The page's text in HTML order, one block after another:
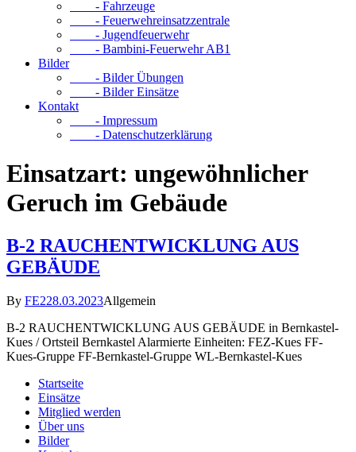
- Fahrzeuge
- Feuerwehreinsatzzentrale
- Jugendfeuerwehr
- Bambini-Feuerwehr AB1
Bilder
- Bilder Übungen
- Bilder Einsätze
Kontakt
- Impressum
- Datenschutzerklärung
Einsatzart: ungewöhnlicher
Geruch im Gebäude
B-2 RAUCHENTWICKLUNG AUS
GEBÄUDE
By FE228.03.2023Allgemein
B-2 RAUCHENTWICKLUNG AUS GEBÄUDE in Bernkastel-
Kues / Ortsteil Bernkastel Alarmierte Einheiten: FEZ-Kues FF-
Kues-Gruppe FF-Bernkastel-Gruppe WL-Bernkastel-Kues
Startseite
Einsätze
Mitglied werden
Über uns
Bilder